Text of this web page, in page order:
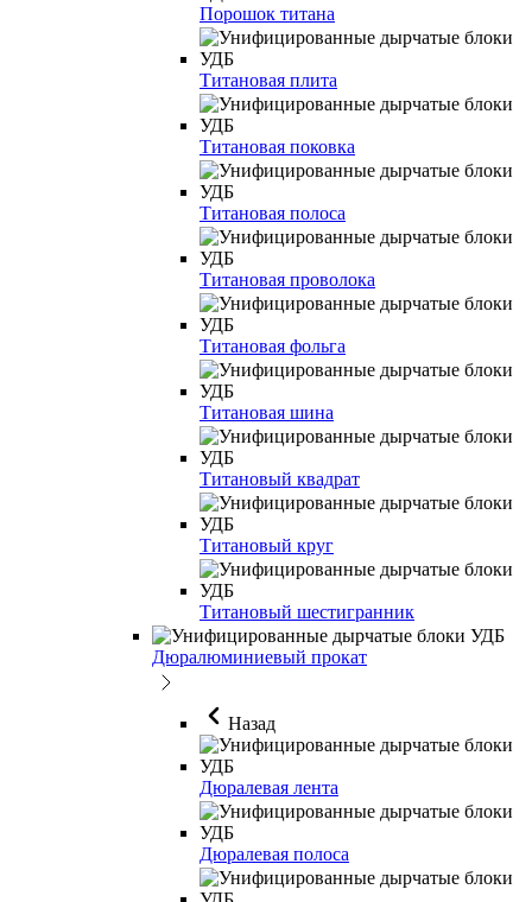
Порошок титана
Титановая плита
Титановая поковка
Титановая полоса
Титановая проволока
Титановая фольга
Титановая шина
Титановый квадрат
Титановый круг
Титановый шестигранник
Дюралюминиевый прокат
Назад
Дюралевая лента
Дюралевая полоса